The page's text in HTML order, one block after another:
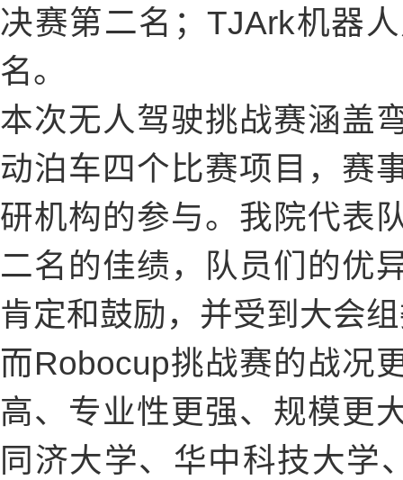
决赛第二名；TJArk机器
名。
本次无人驾驶挑战赛涵盖
动泊车四个比赛项目，赛
研机构的参与。我院代表
二名的佳绩，队员们的优
肯定和鼓励，并受到大会
而Robocup挑战赛的战况
高、专业性更强、规模更
同济大学、华中科技大学